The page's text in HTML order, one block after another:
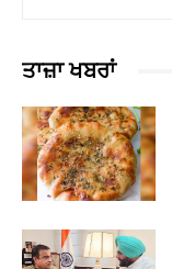
ਤਾਜ਼ਾ ਖਬਰਾਂ